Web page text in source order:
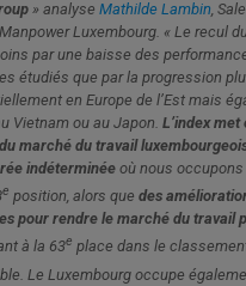
» analyseMathilde Lambin ,
Luxembourg. « Le recul
par une baisse des
étudiés que par la progression
en Europe de l’Est mais
Vietnam ou au Japon.L’index
marché du travail
indéterminée où nous occupons
e position, alors quedes
pour rendre le marché du travail
à la 63e place dans le
Le Luxembourg occupe